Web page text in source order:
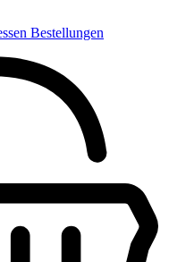
Bestellungen